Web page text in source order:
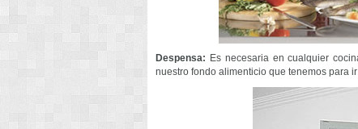
Despensa: Es necesaria en cualquier
nuestro fondo alimenticio que tenemos para